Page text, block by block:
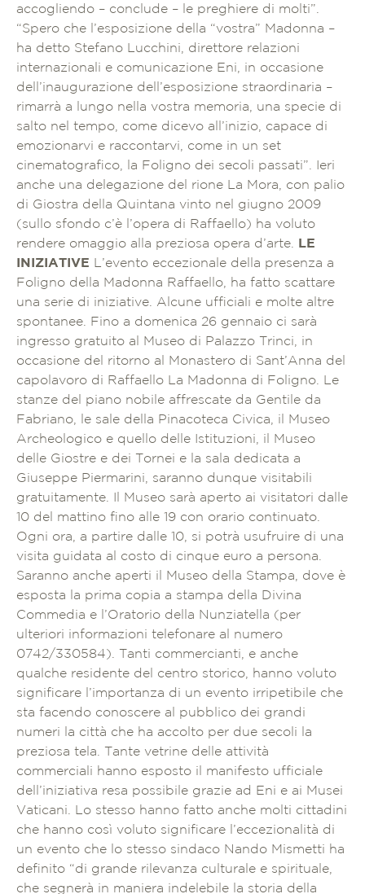
accogliendo – conclude – le preghiere di molti”.
“Spero che l’esposizione della “vostra” Madonna –
ha detto Stefano Lucchini, direttore relazioni
internazionali e comunicazione Eni, in occasione
dell’inaugurazione dell’esposizione straordinaria –
rimarrà a lungo nella vostra memoria, una specie di
salto nel tempo, come dicevo all’inizio, capace di
emozionarvi e raccontarvi, come in un set
cinematografico, la Foligno dei secoli passati”. Ieri
anche una delegazione del rione La Mora, con palio
di Giostra della Quintana vinto nel giugno 2009
(sullo sfondo c’è l’opera di Raffaello) ha voluto
rendere omaggio alla preziosa opera d’arte. LE
INIZIATIVE L’evento eccezionale della presenza a
Foligno della Madonna Raffaello, ha fatto scattare
una serie di iniziative. Alcune ufficiali e molte altre
spontanee. Fino a domenica 26 gennaio ci sarà
ingresso gratuito al Museo di Palazzo Trinci, in
occasione del ritorno al Monastero di Sant’Anna del
capolavoro di Raffaello La Madonna di Foligno. Le
stanze del piano nobile affrescate da Gentile da
Fabriano, le sale della Pinacoteca Civica, il Museo
Archeologico e quello delle Istituzioni, il Museo
delle Giostre e dei Tornei e la sala dedicata a
Giuseppe Piermarini, saranno dunque visitabili
gratuitamente. Il Museo sarà aperto ai visitatori dalle
10 del mattino fino alle 19 con orario continuato.
Ogni ora, a partire dalle 10, si potrà usufruire di una
visita guidata al costo di cinque euro a persona.
Saranno anche aperti il Museo della Stampa, dove è
esposta la prima copia a stampa della Divina
Commedia e l’Oratorio della Nunziatella (per
ulteriori informazioni telefonare al numero
0742/330584). Tanti commercianti, e anche
qualche residente del centro storico, hanno voluto
significare l’importanza di un evento irripetibile che
sta facendo conoscere al pubblico dei grandi
numeri la città che ha accolto per due secoli la
preziosa tela. Tante vetrine delle attività
commerciali hanno esposto il manifesto ufficiale
dell’iniziativa resa possibile grazie ad Eni e ai Musei
Vaticani. Lo stesso hanno fatto anche molti cittadini
che hanno così voluto significare l’eccezionalità di
un evento che lo stesso sindaco Nando Mismetti ha
definito “di grande rilevanza culturale e spirituale,
che segnerà in maniera indelebile la storia della